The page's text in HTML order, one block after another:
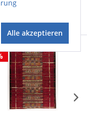
Alle akzeptieren